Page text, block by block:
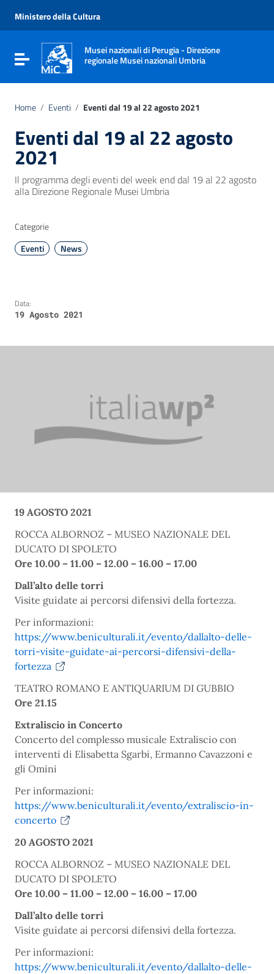
Vai al menu di navigazione
Vai al footer
Ministero della Cultura
Attiva / disattiva la navigazione
Musei nazionali di Perugia - Direzione
regionale Musei nazionali Umbria
Home / Eventi / Eventi dal 19 al 22 agosto 2021
Eventi dal 19 al 22 agosto
2021
Il programma degli eventi del week end dal 19 al 22 agosto
alla Direzione Regionale Musei Umbria
Categorie
Eventi
News
Data:
19 Agosto 2021
19 AGOSTO 2021
ROCCA ALBORNOZ – MUSEO NAZIONALE DEL
DUCATO DI SPOLETO
Ore 10.00 – 11.00 – 12.00 – 16.00 – 17.00
Dall’alto delle torri
Visite guidate ai percorsi difensivi della fortezza.
Per informazioni:
https://www.beniculturali.it/evento/dallalto-delle-
torri-visite-guidate-ai-percorsi-difensivi-della-
fortezza
TEATRO ROMANO E ANTIQUARIUM DI GUBBIO
Ore 21.15
Extraliscio in Concerto
Concerto del complesso musicale Extraliscio con
interventi di Elisabetta Sgarbi, Ermanno Cavazzoni e
gli Omini
Per informazioni:
https://www.beniculturali.it/evento/extraliscio-in-
concerto
20 AGOSTO 2021
ROCCA ALBORNOZ – MUSEO NAZIONALE DEL
DUCATO DI SPOLETO
Ore 10.00 – 11.00 – 12.00 – 16.00 – 17.00
Dall’alto delle torri
Visite guidate ai percorsi difensivi della fortezza.
Per informazioni:
https://www.beniculturali.it/evento/dallalto-delle-